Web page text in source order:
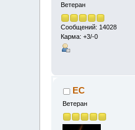
Ветеран
Сообщений: 14028
Карма: +3/-0
EC
Ветеран